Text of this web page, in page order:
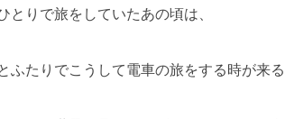
とりで旅をしていたあの頃は、
ふたりでこうして電車の旅をする時が来